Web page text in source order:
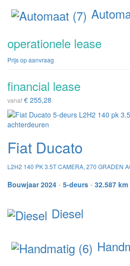
operationele lease
Prijs op aanvraag
financial lease
vanaf € 255,28
Fiat Ducato
L2H2 140 PK 3.5T CAMERA, 270 GRADEN
Bouwjaar 2024 • 5-deurs • 32.587 km
Diesel